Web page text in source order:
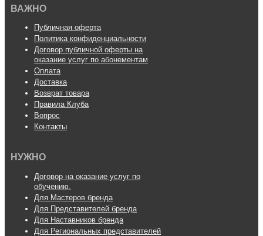
ВАЖНО
Публичная оферта
Политика конфиденциальности
Договор публичной оферты на
оказание услуг по абонементам
Оплата
Доставка
Возврат товара
Правила Клуба
Вопрос
Контакты
НУЖНО
Договор на оказание услуг по
обучению.
Для Мастеров бренда
Для Представителей бренда
Для Наставников бренда
Для Региональных представителей